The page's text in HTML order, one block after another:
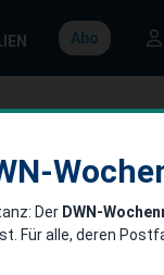
Abo
Der DWN-
Für alle, deren